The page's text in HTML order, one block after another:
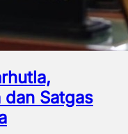
dan Satgas